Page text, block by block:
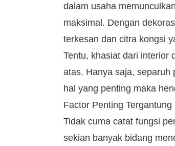
dalam usaha
maksimal. Dengan
terkesan dan citra kongsi
Tentu, khasiat dari interior
atas. Hanya saja, separuh
hal yang penting maka
Factor Penting
Tidak cuma catat fungsi
sekian banyak bidang